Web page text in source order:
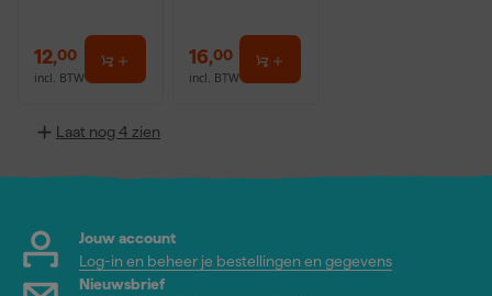
12,00
incl. BTW
16,00
incl. BTW
Laat nog 4 zien
Jouw account
Log-in en beheer je bestellingen en gegevens
Nieuwsbrief